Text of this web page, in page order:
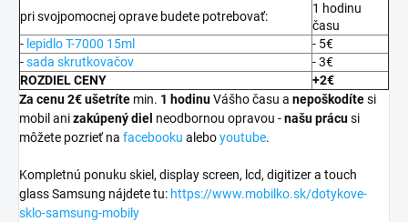
pri svojpomocnej oprave budete potrebovať:
1 hodinu
času
- lepidlo T-7000 15ml
- 5€
-sada skrutkovačov
- 3€
ROZDIEL CENY
+2€
Za cenu 2€ ušetríte min. 1 hodinuVášho času a nepoškodítesi
mobil anizakúpený diel neodbornou opravou -našu prácusi
môžete pozrieť na facebooku aleboyoutube.
Kompletnú ponuku skiel, display screen, lcd, digitizer a touch
glass Samsung nájdete tu: https://www.mobilko.sk/dotykove-
sklo-samsung-mobily